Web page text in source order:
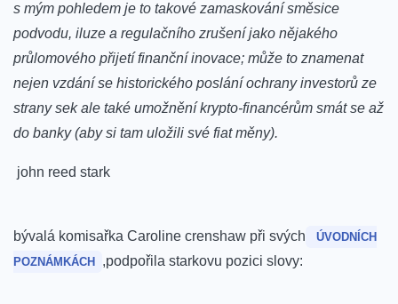
s mým pohledem je ⁢to takové zamaskování směsice‌
podvodu, iluze a regulačního zrušení jako nějakého
průlomového přijetí finanční inovace; může to znamenat
nejen vzdání se historického poslání ochrany ‍investorů ze
strany sek ale také umožnění krypto-financérům smát se⁣ až
do banky (aby si ⁤tam uložili své fiat měny).
⁤ john reed stark
bývalá komisařka Caroline crenshaw při svých
ÚVODNÍCH
POZNÁMKÁCH
,podpořila starkovu pozici slovy: